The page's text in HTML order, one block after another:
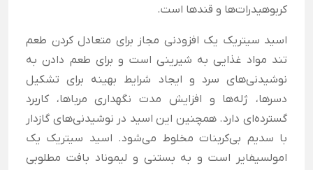
كربوهیدرات‌ها و قندها است.
اسید سیتریک یک افزودنی مجاز برای متعادل کردن طعم
تند مواد غذایی به شیرینی است و برای طعم دادن به
نوشیدنی‌های سرد و ایجاد شرایط بهینه برای تشکیل
دسرها، ژله‌ها و افزایش مدت نگهداری مرباها، کاربرد
گسترده‌ای دارد. همچنین این اسید در نوشیدنی‌های گازدار
با سدیم بی‌کربنات مخلوط می‌شود. اسید سیتریک یک
امولسیفایر است و به بستنی و لیموناد بافت مطلوبی